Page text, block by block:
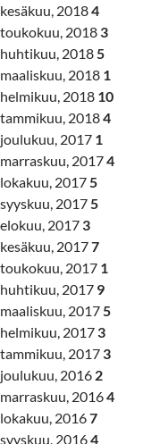
kesäkuu, 20184
toukokuu, 2018 3
huhtikuu, 2018 5
maaliskuu, 2018 1
helmikuu, 2018 10
tammikuu, 20184
joulukuu, 2017 1
marraskuu, 20174
lokakuu, 2017 5
syyskuu, 2017 5
elokuu, 2017 3
kesäkuu, 20177
toukokuu, 2017 1
huhtikuu, 2017 9
maaliskuu, 2017 5
helmikuu, 2017 3
tammikuu, 2017 3
joulukuu, 2016 2
marraskuu, 20164
lokakuu, 20167
syyskuu, 20164